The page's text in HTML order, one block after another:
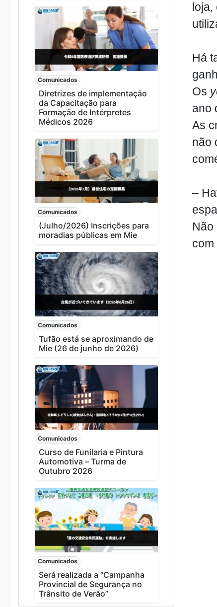
Comunicados
Diretrizes de implementação
da Capacitação para
Formação de Intérpretes
Médicos 2026
Comunicados
(Julho/2026) Inscrições para
moradias públicas em Mie
Comunicados
Tufão está se aproximando de
Mie (26 de junho de 2026)
Comunicados
Curso de Funilaria e Pintura
Automotiva – Turma de
Outubro 2026
Comunicados
Será realizada a “Campanha
Provincial de Segurança no
Trânsito de Verão”
Há
Os
ano
As
não
–
Não
com